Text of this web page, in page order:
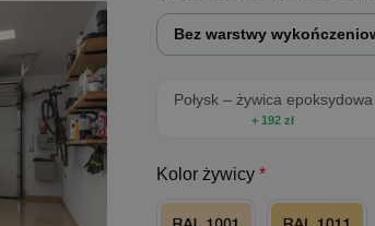
Wykończenie jest
chemikalia.
Połysk – żywica
Bez warstwy
Połysk – żywica epoksydowa
+ 192 zł
Kolor żywicy *